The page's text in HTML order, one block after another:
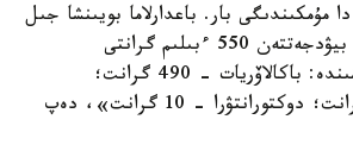
مۇمكىندىگى بار. باعدارلاما بويىنشا جىل
سايىن رەسپۋبليكالىق بيۋدجەتتەن 550 ءبىلىم گرانتى
كوزدەلگەن، ونىڭ ىشىندە: باكالاۆريات - 490 گرانت؛
ماگيستراتۋرا - 50 گرانت؛ دوكتورانتۋرا - 10 گرانت»، دەپ